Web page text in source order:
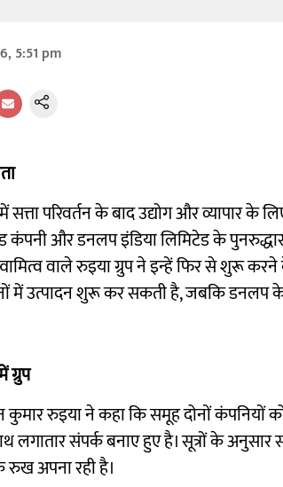
5:51 pm
सत्ता परिवर्तन के बाद उद्योग और व्यापार
कंपनी और डनलप इंडिया लिमिटेड के
वाले रुइया ग्रुप ने इन्हें फिर से शुरू
उत्पादन शुरू कर सकती है, जबकि डनलप के
ग्रुप
रुइया ने कहा कि समूह दोनों कंपनियों
संपर्क बनाए हुए है। सूत्रों के अनुसार
अपना रही है।